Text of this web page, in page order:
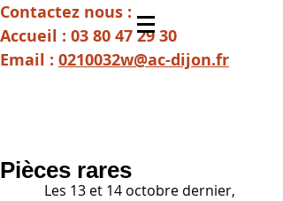
Contactez nous :
Accueil : 03 80 47 29 30
Email : 0210032w@ac-dijon.fr
Pièces rares
Les 13 et 14 octobre dernier,